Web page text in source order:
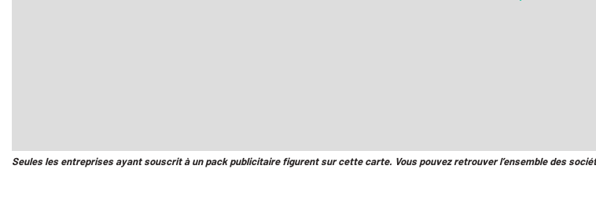
Seules les entreprises ayant souscrit à un pack publicitaire figurent sur cette carte. Vous pouvez retrouver l’ensemble des